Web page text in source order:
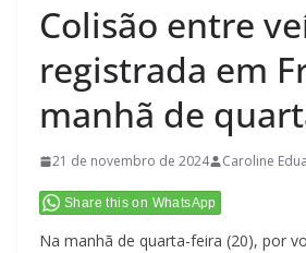
Colisão entre
registrada em
manhã de
21 de novembro de 2024 Caroline
Share this on WhatsApp
Na manhã de quarta-feira (20), por